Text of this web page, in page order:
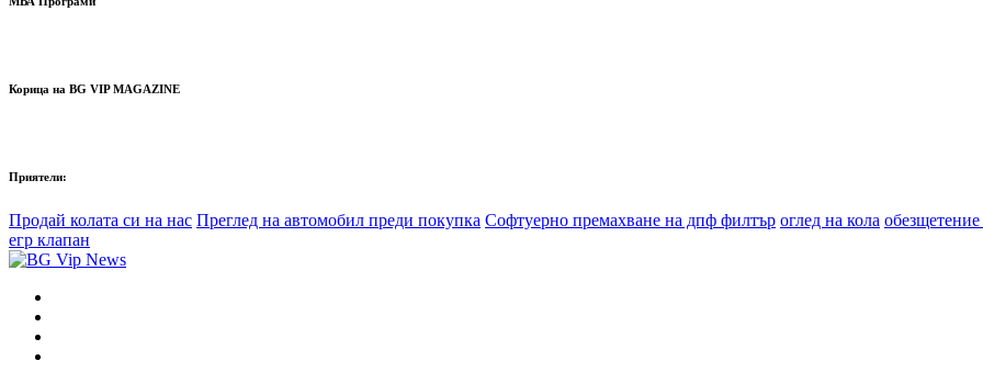
Корица на BG VIP MAGAZINE
Приятели:
Продай колата си на нас Преглед на автомобил преди покупка Софтуерно премахване на дпф филтър оглед на кола
егр клапан